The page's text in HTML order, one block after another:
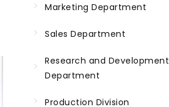
Marketing Department
Sales Department
Research and Development
Department
Production Division